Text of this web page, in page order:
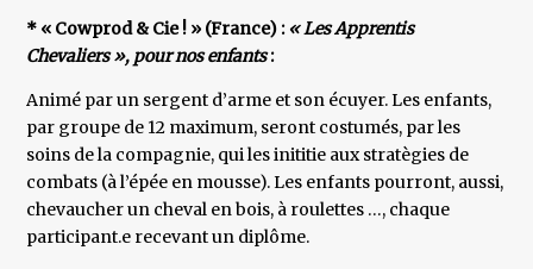
* « Cowprod & Cie ! » (France) : « Les Apprentis
Chevaliers », pour nos enfants:
Animé par un sergent d’arme et son écuyer. Les enfants,
par groupe de 12 maximum, seront costumés, par les
soins de la compagnie, qui les inititie aux stratègies de
combats (à l’épée en mousse). Les enfants pourront, aussi,
chevaucher un cheval en bois, à roulettes …, chaque
participant.e recevant un diplôme.